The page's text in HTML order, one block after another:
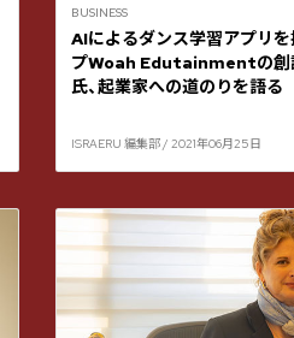
BUSINESS
AIによるダンス学習アプリ
プWoah Edutainmentの創設
氏、起業家への道のりを語る
ISRAERU 編集部 / 2021年06月25日